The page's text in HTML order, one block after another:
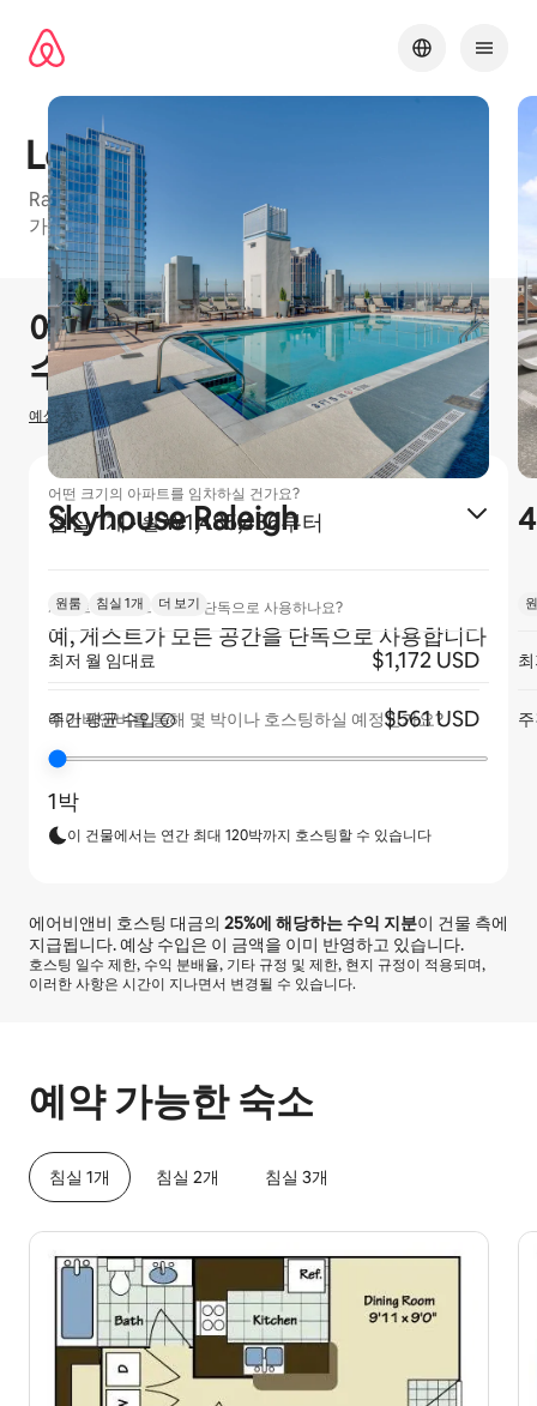
바로가기
Lenoxplace
Raleigh에 있는 에어비앤비 프렌들리 아파트 건물, 이용
가능한 유형: 침실 1개, 침실 2개 및 침실 3개
0개 중 0개 표시됨
에어비앤비 호스팅으로₩0
수입을 올리실 수 있습니다
예상 호스팅 수입을 산정하는 방법
어떤 크기의 아파트를 임차하실 건가요?
침실 1개·월₩1,485,436부터
게스트가 아파트 전체를 단독으로 사용하나요?
예, 게스트가 모든 공간을 단독으로 사용합니다
에어비앤비를 통해 몇 박이나 호스팅하실 예정인가요?
1박
이 건물에서는 연간 최대 120박까지 호스팅할 수 있습니다
에어비앤비 호스팅 대금의 25%에 해당하는 수익 지분이 건물 측에
지급됩니다. 예상 수입은 이 금액을 이미 반영하고 있습니다.
호스팅 일수 제한, 수익 분배율, 기타 규정 및 제한, 현지 규정이 적용되며,
이러한 사항은 시간이 지나면서 변경될 수 있습니다.
예약 가능한 숙소
침실 1개 침실 2개 침실 3개
Skyhouse Raleigh
원룸 침실 1개 더 보기
최저 월 임대료 $1,172 USD
주간 평균수입 $561 USD